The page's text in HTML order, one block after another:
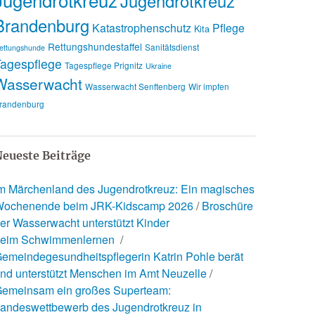
Katastrophenschutz Kita Pflege
Rettungshundestaffel Sanitätsdienst
Tagespflege Prignitz Ukraine
Wasserwacht Senftenberg Wir impfen
Beiträge
Märchenland des Jugendrotkreuz: Ein magisches
beim JRK-Kidscamp 2026 Broschüre
Wasserwacht unterstützt Kinder
Schwimmenlernen
Katrin Pohle berät
unterstützt Menschen im Amt Neuzelle
ein großes Superteam:
des Jugendrotkreuz in